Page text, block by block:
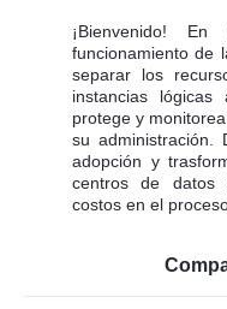
¡Bienvenido!
funcionamiento de
separar los
instancias lógicas
protege y
su administración.
adopción y
centros de datos
costos en el